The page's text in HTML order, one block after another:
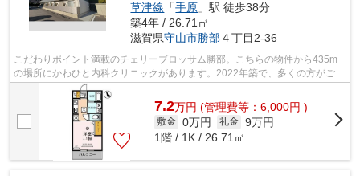
草津線 「手原 」駅 徒歩38分
築4年 / 26.71㎡
滋賀県守山市勝部４丁目2-36
こだわりポイント満載のチェリーブロッサム勝部。こちらの物件から435m
の場所にかわひと内科クリニックがあります。2022年築で、多くの方がご満
足の物件はこちらです。こちらの物件は...
7.2万円 (管理費等：6,000円 )
敷金 0万円 礼金 9万円
1階 / 1K / 26.71㎡